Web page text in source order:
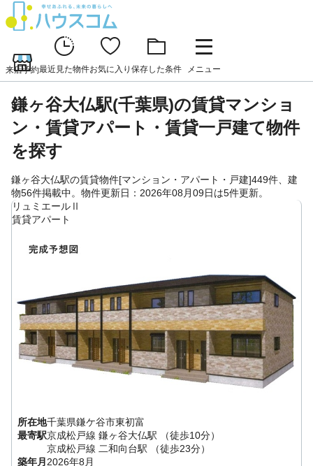
来店予約最近見た物件お気に入り 保存した条件 メニュー
鎌ヶ谷大仏駅(千葉県)の賃貸マンショ
ン・賃貸アパート・賃貸一戸建て物件
を探す
鎌ヶ谷大仏駅の賃貸物件[マンション・アパート・戸建]449件、建
物56件掲載中。物件更新日：2026年08月09日は5件更新。
リュミエールⅡ
賃貸アパート
所在地千葉県鎌ケ谷市東初富
最寄駅京成松戸線 鎌ヶ谷大仏駅
（徒歩10分）
京成松戸線 二和向台駅
（徒歩23分）
築年月 2026年8月